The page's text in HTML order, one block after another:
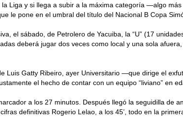
Liga y si llega a subir a la máxima categoría —algo
le pone en el umbral del título del Nacional B Copa
el sábado, de Petrolero de Yacuiba, la “U” (17
deberá jugar dos veces como local y una sola
Luis Gatty Ribeiro, ayer Universitario —que dirige el
el hecho de contar con un equipo “liviano” en
a los 27 minutos. Después llegó la seguidilla
definitivas Rogerio Lelao, a los 45’, todo en la